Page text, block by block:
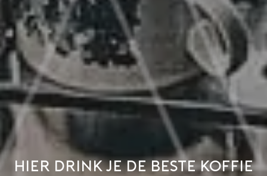
Hier drink je de beste koffie